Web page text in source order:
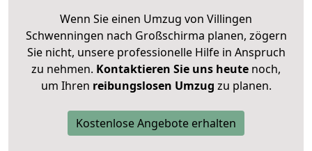
Wenn Sie einen Umzug von Villingen
Schwenningen nach Großschirma planen, zögern
Sie nicht, unsere professionelle Hilfe in Anspruch
zu nehmen. Kontaktieren Sie uns heute noch,
um Ihren reibungslosen Umzug zu planen.
Kostenlose Angebote erhalten